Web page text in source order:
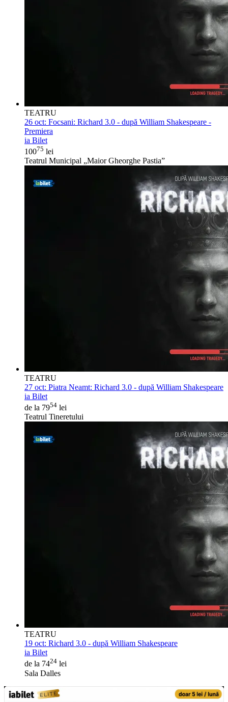
TEATRU
26 oct: Focsani: Richard 3.0 - după William Shakespeare -
Premiera
ia Bilet
10075 lei
Teatrul Municipal „Maior Gheorghe Pastia”
TEATRU
27 oct: Piatra Neamt: Richard 3.0 - după William Shakespeare
ia Bilet
de la 7954 lei
Teatrul Tineretului
TEATRU
19 oct: Richard 3.0 - după William Shakespeare
ia Bilet
de la 7424 lei
Sala Dalles